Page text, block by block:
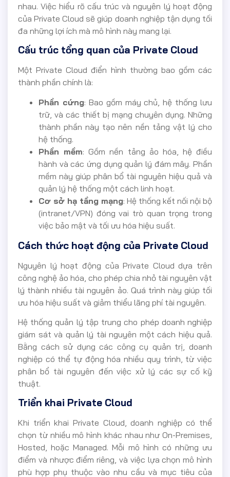
nhau. Việc hiểu rõ cấu trúc và nguyên lý hoạt động
của Private Cloud sẽ giúp doanh nghiệp tận dụng tối
đa những lợi ích mà mô hình này mang lại.
Cấu trúc tổng quan của Private Cloud
Một Private Cloud điển hình thường bao gồm các
thành phần chính là:
Phần cứng: Bao gồm máy chủ, hệ thống lưu
trữ, và các thiết bị mạng chuyên dụng. Những
thành phần này tạo nên nền tảng vật lý cho
hệ thống.
Phần mềm: Gồm nền tảng ảo hóa, hệ điều
hành và các ứng dụng quản lý đám mây. Phần
mềm này giúp phân bổ tài nguyên hiệu quả và
quản lý hệ thống một cách linh hoạt.
Cơ sở hạ tầng mạng: Hệ thống kết nối nội bộ
(intranet/VPN) đóng vai trò quan trọng trong
việc bảo mật và tối ưu hóa hiệu suất.
Cách thức hoạt động của Private Cloud
Nguyên lý hoạt động của Private Cloud dựa trên
công nghệ ảo hóa, cho phép chia nhỏ tài nguyên vật
lý thành nhiều tài nguyên ảo. Quá trình này giúp tối
ưu hóa hiệu suất và giảm thiểu lãng phí tài nguyên.
Hệ thống quản lý tập trung cho phép doanh nghiệp
giám sát và quản lý tài nguyên một cách hiệu quả.
Bằng cách sử dụng các công cụ quản trị, doanh
nghiệp có thể tự động hóa nhiều quy trình, từ việc
phân bổ tài nguyên đến việc xử lý các sự cố kỹ
thuật.
Triển khai Private Cloud
Khi triển khai Private Cloud, doanh nghiệp có thể
chọn từ nhiều mô hình khác nhau như On-Premises,
Hosted, hoặc Managed. Mỗi mô hình có những ưu
điểm và nhược điểm riêng, và việc lựa chọn mô hình
phù hợp phụ thuộc vào nhu cầu và mục tiêu của